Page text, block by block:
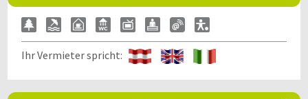
Ihr Vermieter spricht: